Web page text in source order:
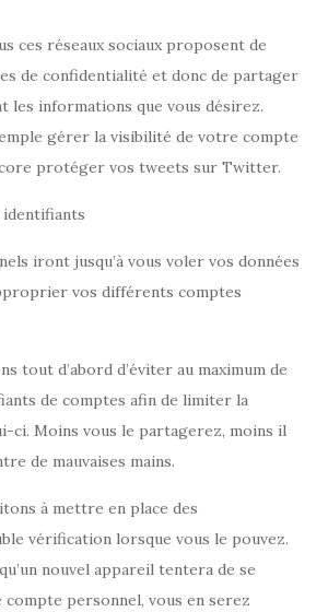
ces réseaux sociaux proposent de
de confidentialité et donc de partager
les informations que vous désirez.
gérer la visibilité de votre compte
protéger vos tweets sur Twitter.
identifiants
iront jusqu’à vous voler vos données
vos différents comptes
tout d’abord d’éviter au maximum de
de comptes afin de limiter la
ci. Moins vous le partagerez, moins il
de mauvaises mains.
à mettre en place des
vérification lorsque vous le pouvez.
nouvel appareil tentera de se
personnel, vous en serez